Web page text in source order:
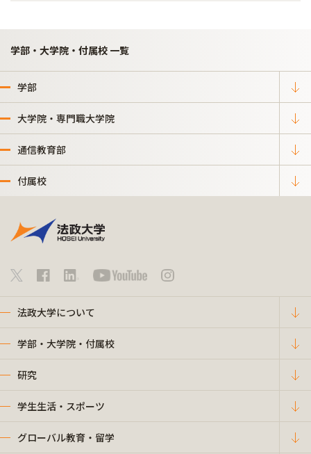
学部・大学院・付属校 一覧
学部
大学院・専門職大学院
通信教育部
付属校
法政大学について
学部・大学院・付属校
研究
学生生活・スポーツ
グローバル教育・留学